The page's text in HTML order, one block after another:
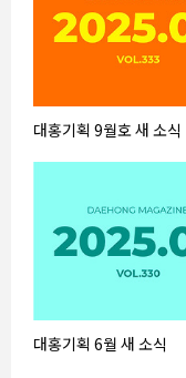
대홍기획 9월호 새 소식
대홍기획 6월 새 소식